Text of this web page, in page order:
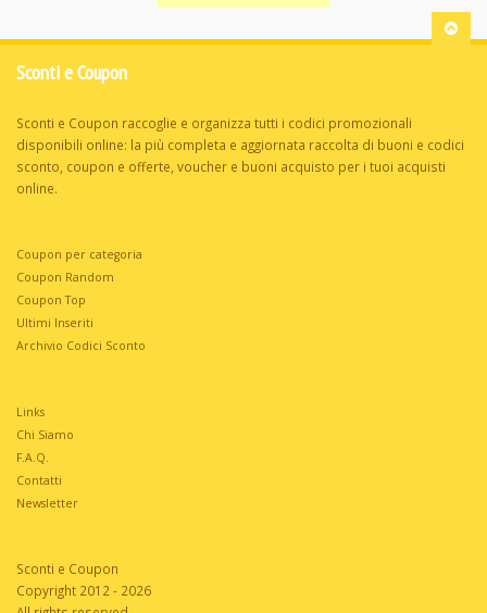
Sconti e Coupon
Sconti e Coupon raccoglie e organizza tutti i codici promozionali
disponibili online: la più completa e aggiornata raccolta di buoni e codici
sconto, coupon e offerte, voucher e buoni acquisto per i tuoi acquisti
online.
Coupon per categoria
Coupon Random
Coupon Top
Ultimi Inseriti
Archivio Codici Sconto
Links
Chi Siamo
F.A.Q.
Contatti
Newsletter
Sconti e Coupon
Copyright 2012 - 2026